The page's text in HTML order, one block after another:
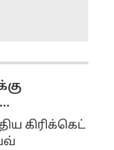
லீ சொன்ன
கிரிக்கெட்